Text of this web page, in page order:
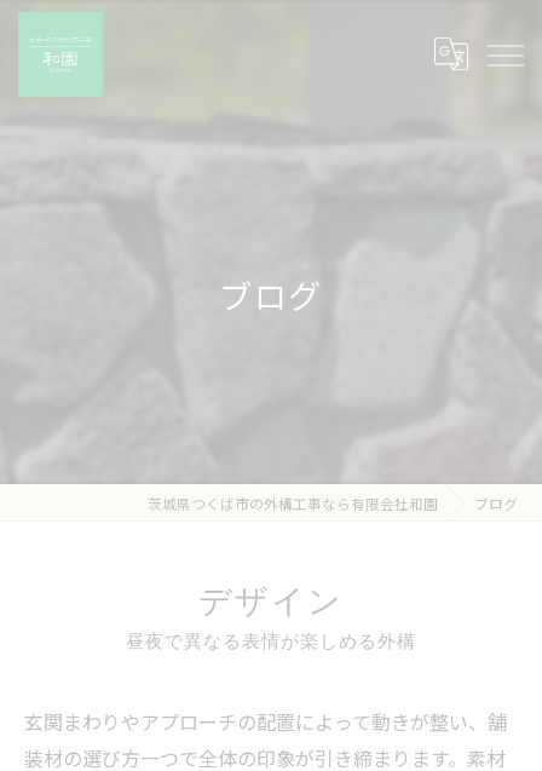
ブログ
茨城県つくば市の外構工事なら有限会社和園 ブログ
デザイン
昼夜で異なる表情が楽しめる外構
玄関まわりやアプローチの配置によって動きが整い、舗
装材の選び方一つで全体の印象が引き締まります。素材